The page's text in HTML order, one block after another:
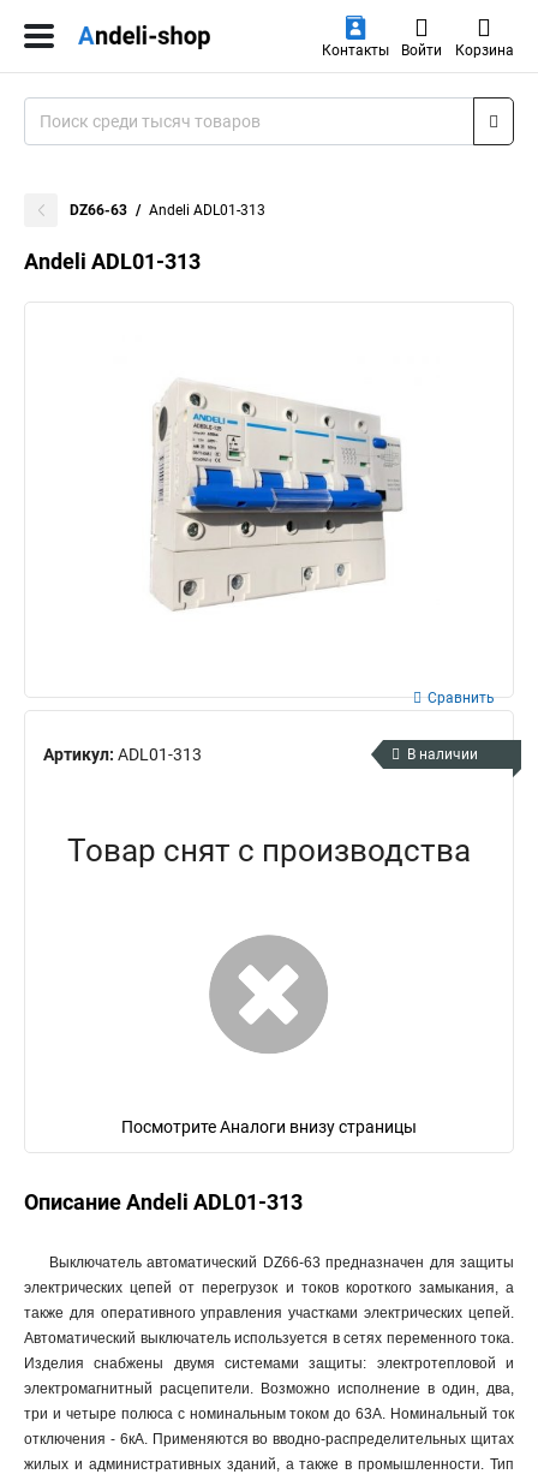
Контакты Войти Корзина
DZ66-63 Andeli ADL01-313
Andeli ADL01-313
Артикул: ADL01-313
Сравнить
В наличии
Товар снят с производства
Посмотрите Аналоги внизу страницы
Описание Andeli ADL01-313
Выключатель автоматический DZ66-63 предназначен для защиты
электрических цепей от перегрузок и токов короткого замыкания, а
также для оперативного управления участками электрических цепей.
Автоматический выключатель используется в сетях переменного тока.
Изделия снабжены двумя системами защиты: электротепловой и
электромагнитный расцепители. Возможно исполнение в один, два,
три и четыре полюса с номинальным током до 63А. Номинальный ток
отключения - 6кА. Применяются во вводно-распределительных щитах
жилых и административных зданий, а также в промышленности. Тип